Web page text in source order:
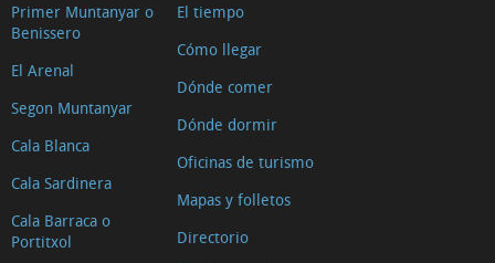
Primer Muntanyar o
Benissero
El Arenal
Segon Muntanyar
Cala Blanca
Cala Sardinera
Cala Barraca o
Portitxol
El tiempo
Cómo llegar
Dónde comer
Dónde dormir
Oficinas de turismo
Mapas y folletos
Directorio